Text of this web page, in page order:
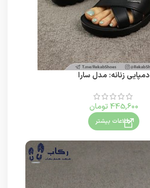
دمپایی زنانه: مدل سارا
445,600 تومان
اطلاعات بیشتر